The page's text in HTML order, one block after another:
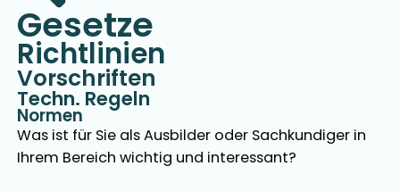
Gesetze
Richtlinien
Vorschriften
Techn. Regeln
Normen
Was ist für Sie als Ausbilder oder Sachkundiger in
Ihrem Bereich wichtig und interessant?